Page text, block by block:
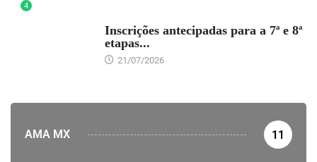
4
Inscrições antecipadas para a 7ª e 8ª
etapas...
21/07/2026
AMA MX 11